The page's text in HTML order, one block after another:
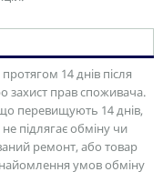
14 днів після
захист прав споживача.
перевищують 14 днів,
підлягає обміну чи
ремонт, або товар
умов обміну